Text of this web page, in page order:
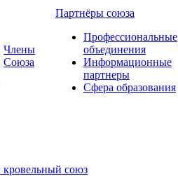
Члены
Союза
Партнёры союза
Профессиональные
объединения
Информационные
партнеры
Сфера образования